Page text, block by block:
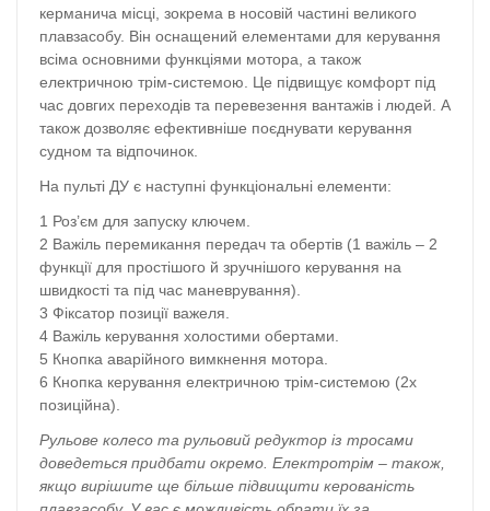
керманича місці, зокрема в носовій частині великого
плавзасобу. Він оснащений елементами для керування
всіма основними функціями мотора, а також
електричною трім-системою. Це підвищує комфорт під
час довгих переходів та перевезення вантажів і людей. А
також дозволяє ефективніше поєднувати керування
судном та відпочинок.
На пульті ДУ є наступні функціональні елементи:
Роз’єм для запуску ключем.
Важіль перемикання передач та обертів (1 важіль – 2
функції для простішого й зручнішого керування на
швидкості та під час маневрування).
Фіксатор позиції важеля.
Важіль керування холостими обертами.
Кнопка аварійного вимкнення мотора.
Кнопка керування електричною трім-системою (2х
позиційна).
Рульове колесо та рульовий редуктор із тросами
доведеться придбати окремо. Електротрім – також,
якщо вирішите ще більше підвищити керованість